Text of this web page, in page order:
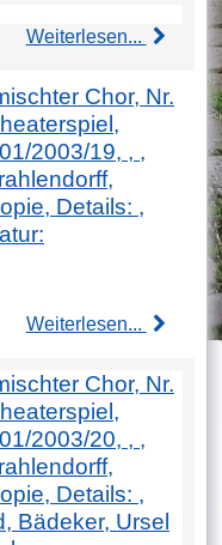
Weiterlesen...
Chor, Nr.
2003/19, , ,
Details: ,
Weiterlesen...
Chor, Nr.
2003/20, , ,
Details: ,
Bädeker, Ursel